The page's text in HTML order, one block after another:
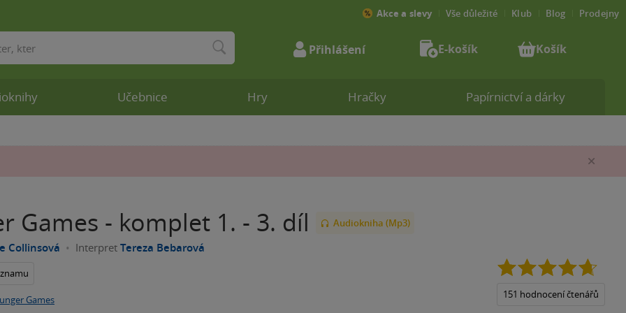
Games - komplet 1. - 3. díl Audiokniha (Mp3)
Collinsová Interpret Tereza Bebarová
Games
5
151 hodnocení čtenářů
Učebnice Hry Hračky Papírnictví a dárky
Akce a slevy Vše důležité Klub Blog Prodejny
Přihlášení E-košík Košík